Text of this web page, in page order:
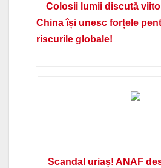
Colosii lumii discută
China își unesc forțele
riscurile globale!
Scandal uriaș! ANAF